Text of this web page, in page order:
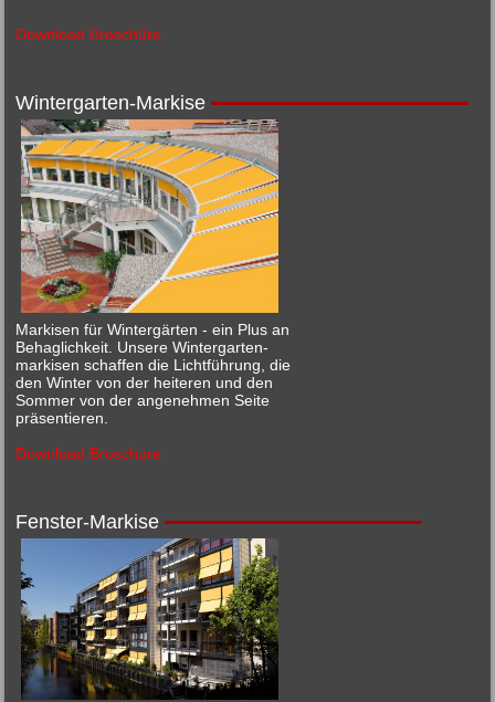
Download Broschüre
Wintergarten-Markise
Markisen für Wintergärten - ein Plus an
Behaglichkeit. Unsere Wintergarten-
markisen schaffen die Lichtführung, die
den Winter von der heiteren und den
Sommer von der angenehmen Seite
präsentieren.
Download Broschüre
Fenster-Markise